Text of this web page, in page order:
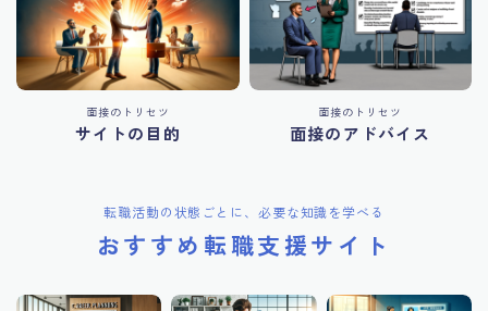
面接のトリセツ
サイトの目的
面接のトリセツ
面接のアドバイス
転職活動の状態ごとに、必要な知識を学べる
おすすめ転職支援サイト